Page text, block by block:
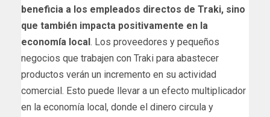
beneficia a los empleados directos de Traki, sino
que también impacta positivamente en la
economía local . Los proveedores y pequeños
negocios que trabajen con Traki para abastecer
productos verán un incremento en su actividad
comercial. Esto puede llevar a un efecto multiplicador
en la economía local, donde el dinero circula y